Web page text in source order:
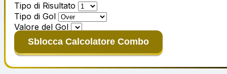
Tipo di Risultato
Tipo di Gol
Valore del Gol
Sblocca Calcolatore Combo